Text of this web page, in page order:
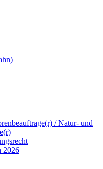
/ Natur- und
2026